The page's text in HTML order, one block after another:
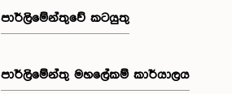
පාර්ලිමේන්තුවේ කටයුතු
පාර්ලිමේන්තු මහලේකම් කාර්යාලය